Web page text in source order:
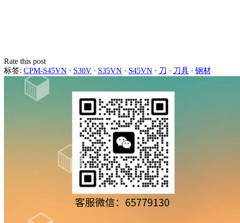
Rate this post
标签: CPM-S45VN · S30V · S35VN · S45VN · 刀 · 刀具 · 钢材